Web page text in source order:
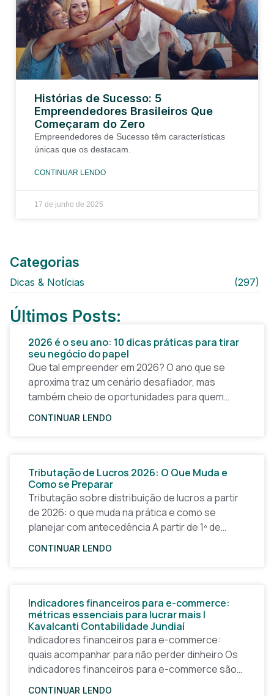
Histórias de Sucesso: 5
Empreendedores Brasileiros Que
Começaram do Zero
Empreendedores de Sucesso têm características
únicas que os destacam.
CONTINUAR LENDO
17 de junho de 2025
Categorias
Dicas & Notícias (297)
Últimos Posts:
2026 é o seu ano: 10 dicas práticas para tirar
seu negócio do papel
Que tal empreender em 2026? O ano que se
aproxima traz um cenário desafiador, mas
também cheio de oportunidades para quem
quer tirar uma ideia do papel e construir um
CONTINUAR LENDO
Tributação de Lucros 2026: O Que Muda e
Como se Preparar
Tributação sobre distribuição de lucros a partir
de 2026: o que muda na prática e como se
planejar com antecedência A partir de 1º de
janeiro de 2026, a forma
CONTINUAR LENDO
Indicadores financeiros para e-commerce:
métricas essenciais para lucrar mais |
Kavalcanti Contabilidade Jundiaí
Indicadores financeiros para e-commerce:
quais acompanhar para não perder dinheiro Os
indicadores financeiros para e-commerce são a
base de qualquer decisão inteligente em uma
CONTINUAR LENDO